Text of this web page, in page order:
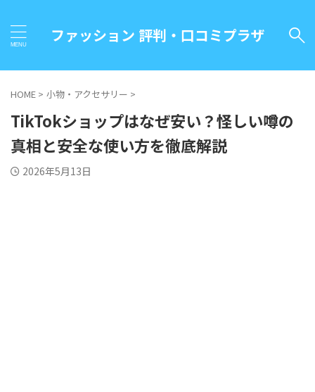
ファッション 評判・口コミプラザ
HOME > 小物・アクセサリー >
TikTokショップはなぜ安い？怪しい噂の
真相と安全な使い方を徹底解説
2026年5月13日